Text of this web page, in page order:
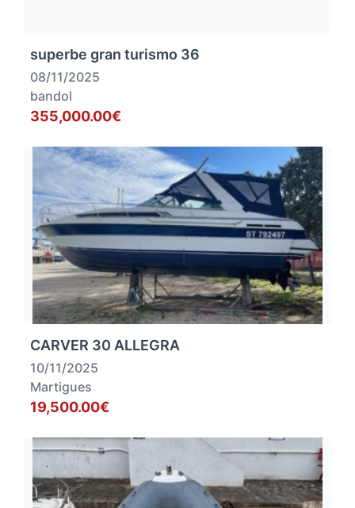
superbe gran turismo 36
08/11/2025
bandol
355,000.00€
CARVER 30 ALLEGRA
10/11/2025
Martigues
19,500.00€